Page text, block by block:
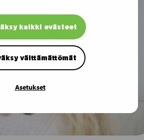
kaikki evästeet
välttämättömät
Asetukset